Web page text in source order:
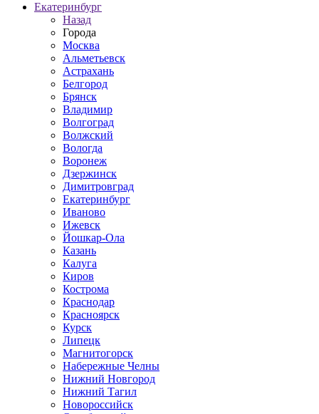
Екатеринбург
Назад
Города
Москва
Альметьевск
Астрахань
Белгород
Брянск
Владимир
Волгоград
Волжский
Вологда
Воронеж
Дзержинск
Димитровград
Екатеринбург
Иваново
Ижевск
Йошкар-Ола
Казань
Калуга
Киров
Кострома
Краснодар
Красноярск
Курск
Липецк
Магнитогорск
Набережные Челны
Нижний Новгород
Нижний Тагил
Новороссийск